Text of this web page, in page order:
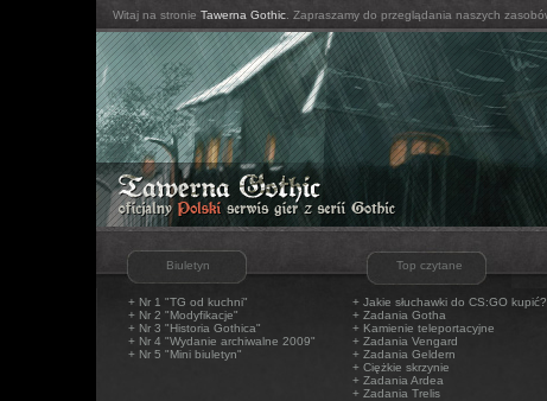
Witaj na stronie Tawerna Gothic . Zapraszamy do przeglądania naszych
Biuletyn Top czytane
+ Nr 1 "TG od kuchni"
+ Nr 2 "Modyfikacje"
+ Nr 3 "Historia Gothica"
+ Nr 4 "Wydanie archiwalne 2009"
+ Nr 5 "Mini biuletyn"
+ Jakie słuchawki do CS:GO kupić?
+ Zadania Gotha
+ Kamienie teleportacyjne
+ Zadania Vengard
+ Zadania Geldern
+ Ciężkie skrzynie
+ Zadania Ardea
+ Zadania Trelis